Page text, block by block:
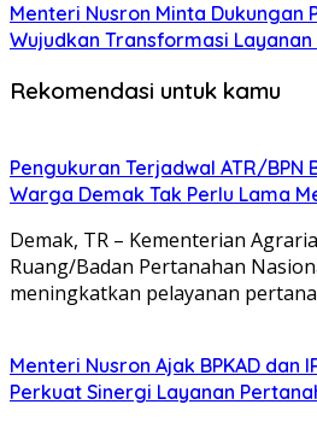
Menteri Nusron Minta Dukungan
Wujudkan Transformasi
Rekomendasi untuk kamu
Pengukuran Terjadwal ATR/BPN
Warga Demak Tak Perlu Lama
Demak, TR – Kementerian
Ruang/Badan Pertanahan
meningkatkan pelayanan
Menteri Nusron Ajak BPKAD dan
Perkuat Sinergi Layanan